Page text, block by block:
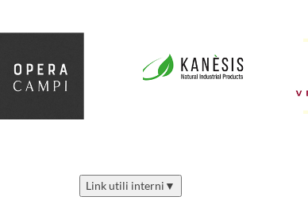
Link utili interni ▼